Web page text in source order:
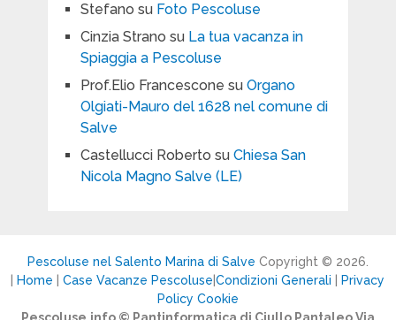
Stefano su Foto Pescoluse
Cinzia Strano su La tua vacanza in
Spiaggia a Pescoluse
Prof.Elio Francescone su Organo
Olgiati-Mauro del 1628 nel comune di
Salve
Castellucci Roberto su Chiesa San
Nicola Magno Salve (LE)
Pescoluse nel Salento Marina di Salve Copyright © 2026.
Home |Case Vacanze Pescoluse |Condizioni Generali
Privacy
Policy Cookie